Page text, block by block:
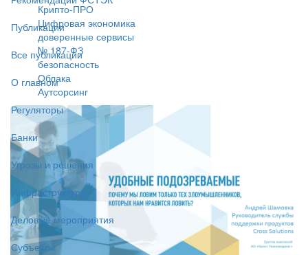
Публикации
Все публикации
О главном
Регуляторы
Банки
Угрозы и решения
Инфраструктура
Деловые мероприятия
Субъекты
Крипто-ПРО
Цифровая экономика
доверенные сервисы
№ 187-ФЗ
безопасность
Облака
Аутсорсинг